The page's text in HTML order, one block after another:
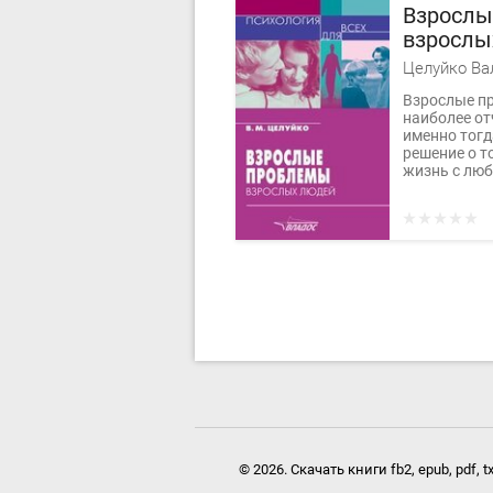
Целуйко
Взрослые
наиболее
именно
решение о
жизнь с
© 2026. Скачать книги fb2, epub, pdf,